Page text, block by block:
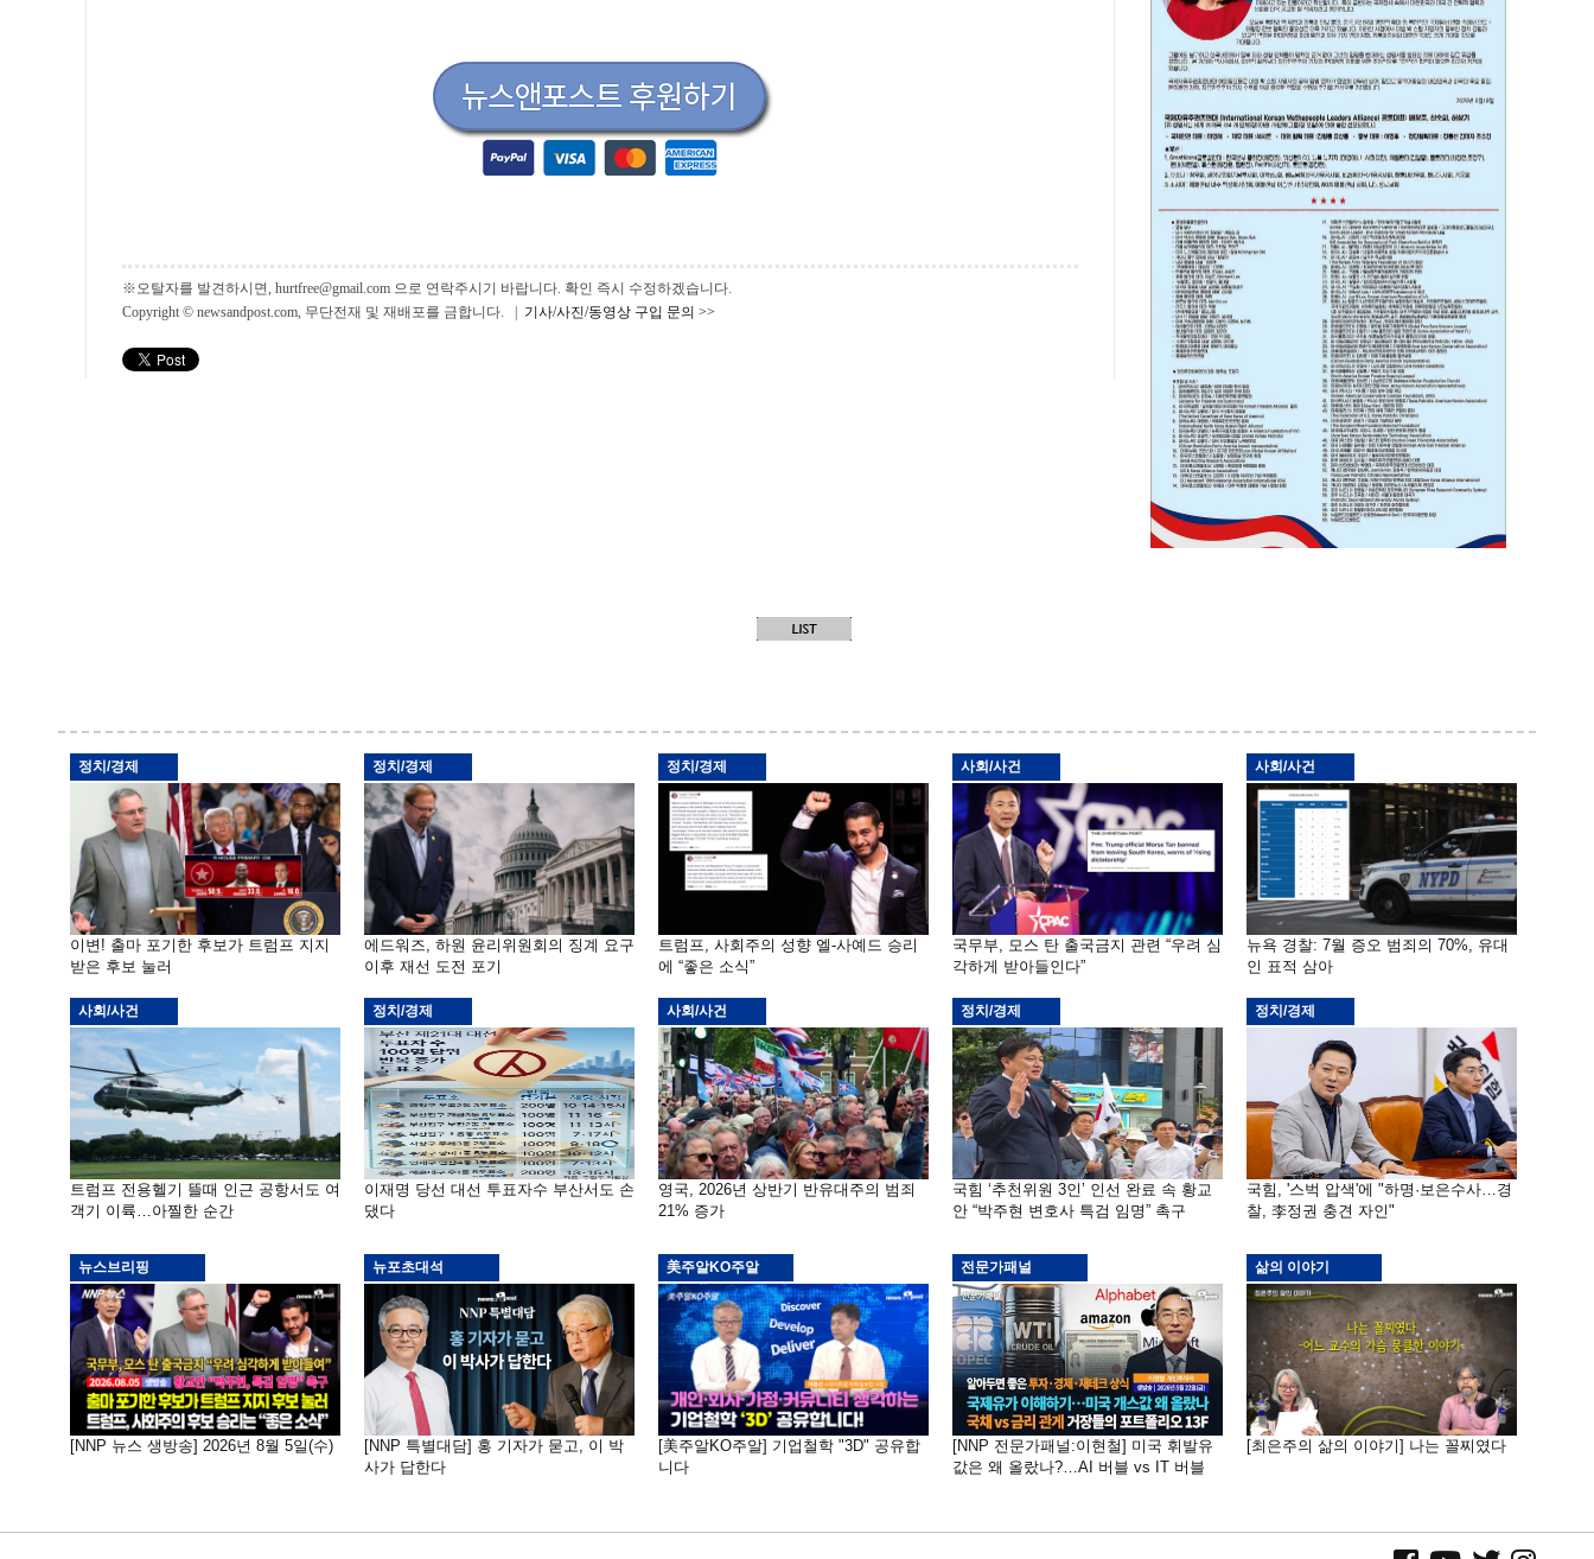
※오탈자를 발견하시면, hurtfree@gmail.com 으로 연락주시기 바랍니다. 확인 즉시 수정하겠습니다.
Copyright © newsandpost.com, 무단전재 및 재배포를 금합니다. | 기사/사진/동영상 구입 문의 >>
정치/경제
이변! 출마 포기한 후보가 트럼프 지지
받은 후보 눌러
정치/경제
에드워즈, 하원 윤리위원회의 징계 요구
이후 재선 도전 포기
정치/경제
트럼프, 사회주의 성향 엘-사예드 승리
에 “좋은 소식”
사회/사건
국무부, 모스 탄 출국금지 관련 “우려 심
각하게 받아들인다”
사회/사건
뉴욕 경찰: 7월 증오 범죄의 70%, 유대
인 표적 삼아
사회/사건
트럼프 전용헬기 뜰때 인근 공항서도 여
객기 이륙…아찔한 순간
정치/경제
이재명 당선 대선 투표자수 부산서도 손
댔다
사회/사건
영국, 2026년 상반기 반유대주의 범죄
21% 증가
정치/경제
국힘 ‘추천위원 3인’ 인선 완료 속 황교
안 “박주현 변호사 특검 임명” 촉구
정치/경제
국힘, '스벅 압색'에 "하명·보은수사…경
찰, 李정권 충견 자인"
뉴스브리핑
[NNP 뉴스 생방송] 2026년 8월 5일(수)
뉴포초대석
[NNP 특별대담] 홍 기자가 묻고, 이 박
사가 답한다
美주알KO주알
[美주알KO주알] 기업철학 "3D" 공유합
니다
전문가패널
[NNP 전문가패널:이현철] 미국 휘발유
값은 왜 올랐나?…AI 버블 vs IT 버블
삶의 이야기
[최은주의 삶의 이야기] 나는 꼴찌였다